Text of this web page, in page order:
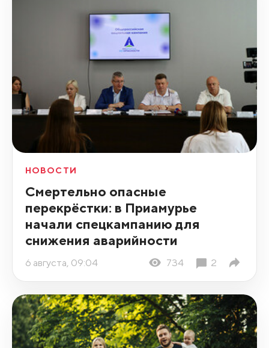
НОВОСТИ
Смертельно опасные
перекрёстки: в Приамурье
начали спецкампанию для
снижения аварийности
6 августа, 09:04 734 2